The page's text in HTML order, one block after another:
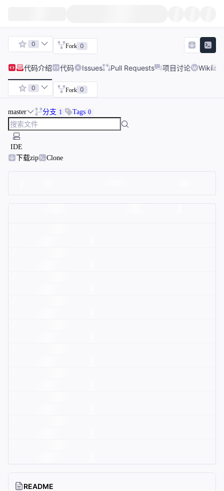
0 Fork 0
代码介绍 代码 Issues Pull Requests 项目讨论 Wiki
0 Fork 0
master 分支 1 Tags 0
IDE
下载zip
Clone
README